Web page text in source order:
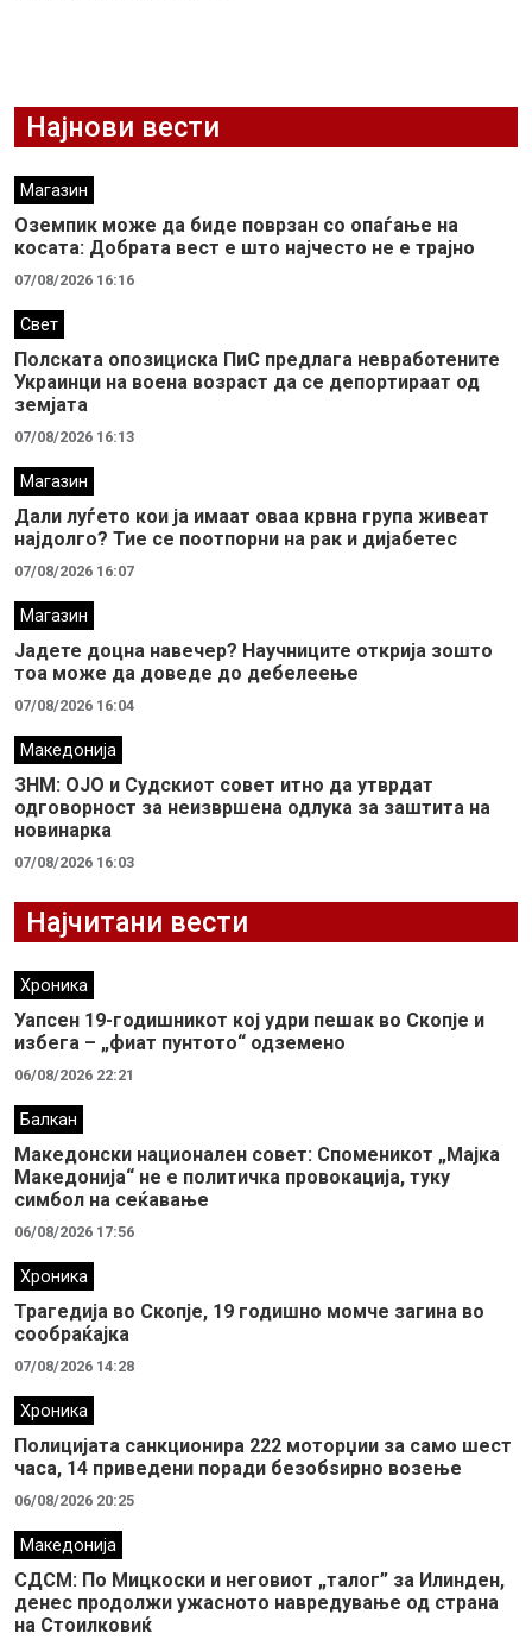
Најнови вести
Магазин
Оземпик може да биде поврзан со опаѓање на
косата: Добрата вест е што најчесто не е трајно
07/08/2026 16:16
Свет
Полската опозициска ПиС предлага невработените
Украинци на воена возраст да се депортираат од
земјата
07/08/2026 16:13
Магазин
Дали луѓето кои ја имаат оваа крвна група живеат
најдолго? Тие се поотпорни на рак и дијабетес
07/08/2026 16:07
Магазин
Јадете доцна навечер? Научниците открија зошто
тоа може да доведе до дебелеење
07/08/2026 16:04
Македонија
ЗНМ: ОЈО и Судскиот совет итно да утврдат
одговорност за неизвршена одлука за заштита на
новинарка
07/08/2026 16:03
Најчитани вести
Хроника
Уапсен 19-годишникот кој удри пешак во Скопје и
избега – „фиат пунтото“ одземено
06/08/2026 22:21
Балкан
Македонски национален совет: Споменикот „Мајка
Македонија“ не е политичка провокација, туку
симбол на сеќавање
06/08/2026 17:56
Хроника
Трагедија во Скопје, 19 годишно момче загина во
сообраќајка
07/08/2026 14:28
Хроника
Полицијата санкционира 222 моторџии за само шест
часа, 14 приведени поради безобѕирно возење
06/08/2026 20:25
Македонија
СДСМ: По Мицкоски и неговиот „талог” за Илинден,
денес продолжи ужасното навредување од страна
на Стоилковиќ